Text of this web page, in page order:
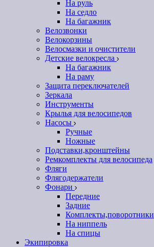
На руль
На седло
На багажник
Велозвонки
Велокорзины
Велосмазки и очистители
Детские велокресла
На багажник
На раму
Защита переключателей
Зеркала
Инструменты
Крылья для велосипедов
Насосы
Ручные
Ножные
Подставки,кронштейны
Ремкомплекты для велосипеда
Фляги
Флягодержатели
Фонари
Передние
Задние
Комплекты,поворотники
На ниппель
На спицы
Экипировка